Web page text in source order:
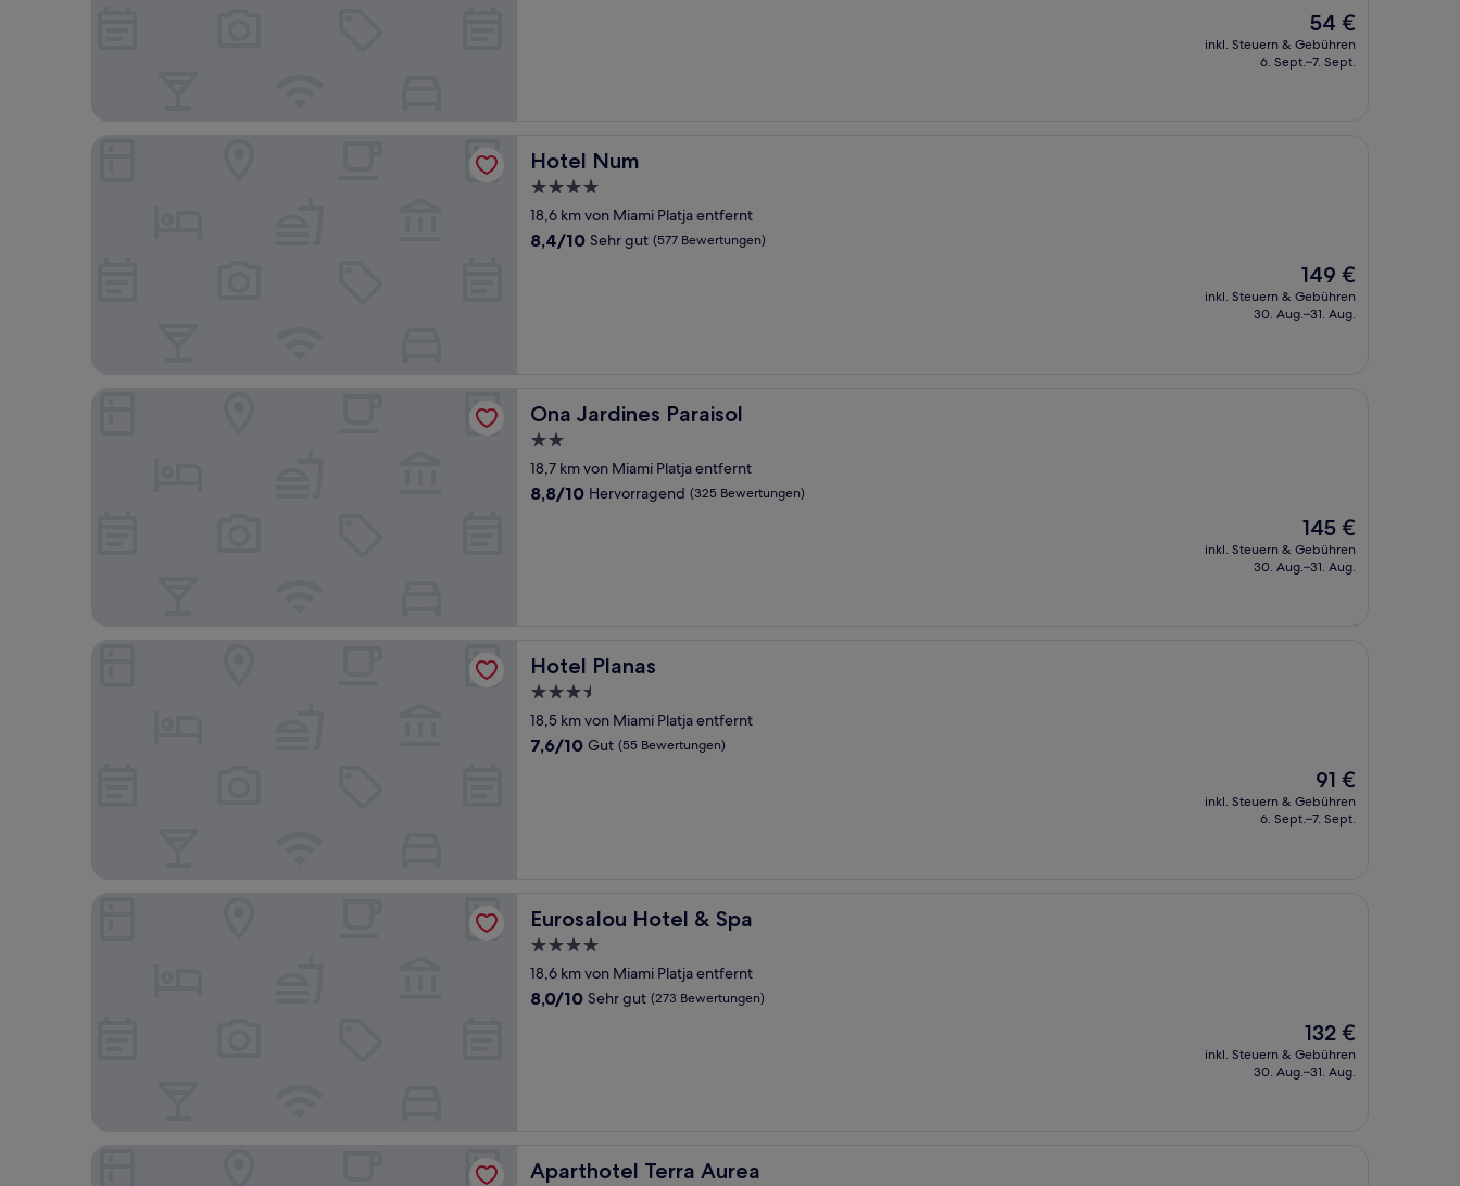
Der
Preis
beträgt
54 €
inkl. Steuern & Gebühren
6. Sept.–7. Sept.
Hotel Num
Hotel Num
4.0-
Sterne-
Unterkunft
18,6 km von Miami Platja entfernt
8.4
8,4/10 Sehr gut (577 Bewertungen)
Der
Preis
beträgt
149 €
inkl. Steuern & Gebühren
30. Aug.–31. Aug.
Ona Jardines Paraisol
Ona Jardines Paraisol
2.0-
Sterne-
Unterkunft
18,7 km von Miami Platja entfernt
8.8
8,8/10 Hervorragend (325 Bewertungen)
Der
Preis
beträgt
145 €
inkl. Steuern & Gebühren
30. Aug.–31. Aug.
Ona Jardines Paraisol
Hotel Planas
Hotel Planas
3.5-
Sterne-
Unterkunft
18,5 km von Miami Platja entfernt
7.6
7,6/10 Gut (55 Bewertungen)
Der
Preis
beträgt
91 €
inkl. Steuern & Gebühren
6. Sept.–7. Sept.
Eurosalou Hotel & Spa
Eurosalou Hotel & Spa
4.0-
Sterne-
Unterkunft
18,6 km von Miami Platja entfernt
8.0
8,0/10 Sehr gut (273 Bewertungen)
Der
Preis
beträgt
132 €
inkl. Steuern & Gebühren
30. Aug.–31. Aug.
Eurosalou Hotel & Spa
Aparthotel Terra Aurea
Aparthotel Terra Aurea